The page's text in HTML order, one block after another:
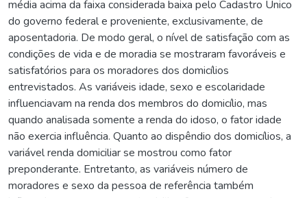
média acima da faixa considerada baixa pelo Cadastro Único
do governo federal e proveniente, exclusivamente, de
aposentadoria. De modo geral, o nível de satisfação com as
condições de vida e de moradia se mostraram favoráveis e
satisfatórios para os moradores dos domicílios
entrevistados. As variáveis idade, sexo e escolaridade
influenciavam na renda dos membros do domicílio, mas
quando analisada somente a renda do idoso, o fator idade
não exercia influência. Quanto ao dispêndio dos domicílios, a
variável renda domiciliar se mostrou como fator
preponderante. Entretanto, as variáveis número de
moradores e sexo da pessoa de referência também